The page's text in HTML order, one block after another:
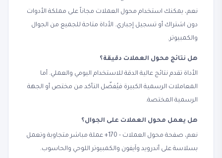
نعم، يمكنك استخدام محول العملات مجاناً على مملكة الأدوات
دون اشتراك أو تسجيل إجباري. الأداة متاحة للجميع من الجوال
والكمبيوتر.
هل نتائج محول العملات دقيقة؟
الأداة تقدم نتائج عالية الدقة للاستخدام اليومي والعملي. أما
المعاملات الرسمية الكبيرة فيُفضّل التأكد من مختص أو الجهة
الرسمية المختصة.
هل يعمل محول العملات على الجوال؟
نعم، صفحة محول العملات - 170+ عملة مباشر متجاوبة وتعمل
بسلاسة على أندرويد وآيفون والكمبيوتر اللوحي والحاسوب.